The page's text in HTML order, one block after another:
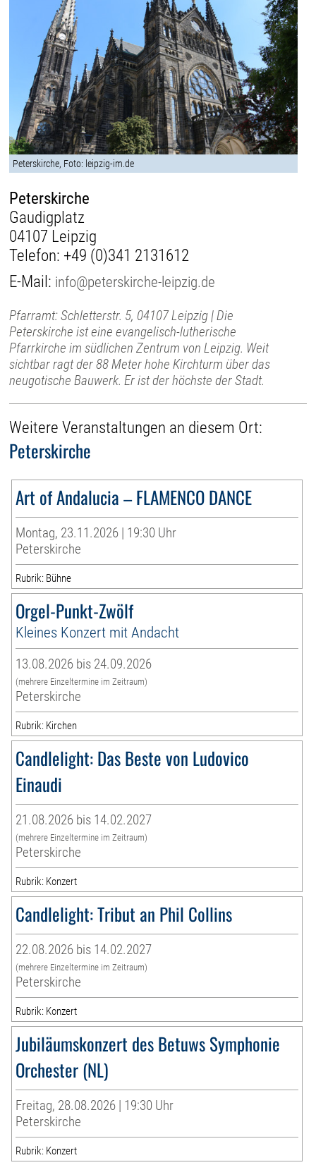
Peterskirche, Foto: leipzig-im.de
Peterskirche
Gaudigplatz
04107 Leipzig
Telefon: +49 (0)341 2131612
E-Mail: info@peterskirche-leipzig.de
Pfarramt: Schletterstr. 5, 04107 Leipzig | Die
Peterskirche ist eine evangelisch-lutherische
Pfarrkirche im südlichen Zentrum von Leipzig. Weit
sichtbar ragt der 88 Meter hohe Kirchturm über das
neugotische Bauwerk. Er ist der höchste der Stadt.
Weitere Veranstaltungen an diesem Ort:
Peterskirche
Art of Andalucia – FLAMENCO DANCE
Montag, 23.11.2026 | 19:30 Uhr
Peterskirche
Rubrik: Bühne
Orgel-Punkt-Zwölf
Kleines Konzert mit Andacht
13.08.2026 bis 24.09.2026
(mehrere Einzeltermine im Zeitraum)
Peterskirche
Rubrik: Kirchen
Candlelight: Das Beste von Ludovico
Einaudi
21.08.2026 bis 14.02.2027
(mehrere Einzeltermine im Zeitraum)
Peterskirche
Rubrik: Konzert
Candlelight: Tribut an Phil Collins
22.08.2026 bis 14.02.2027
(mehrere Einzeltermine im Zeitraum)
Peterskirche
Rubrik: Konzert
Jubiläumskonzert des Betuws Symphonie
Orchester (NL)
Freitag, 28.08.2026 | 19:30 Uhr
Peterskirche
Rubrik: Konzert